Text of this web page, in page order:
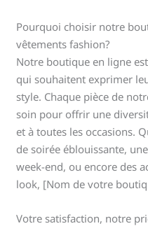
Pourquoi choisir notre
vêtements fashion?
Notre boutique en ligne
qui souhaitent exprimer
style. Chaque pièce de
soin pour offrir une
et à toutes les occasions.
de soirée éblouissante,
week-end, ou encore des
look, [Nom de votre
Votre satisfaction, notre